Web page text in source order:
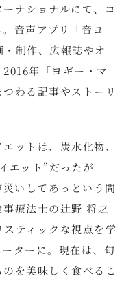
ナショナルにて、コ
音声アプリ「音ヨ
制作、広報誌やオ
年「ヨギー・マ
わる記事やストーリ
ットは、炭水化物、
エット”だったが
いしてあっという間
療法士の辻野 将之
ティックな視点を学
ターに。現在は、旬
を美味しく食べるこ